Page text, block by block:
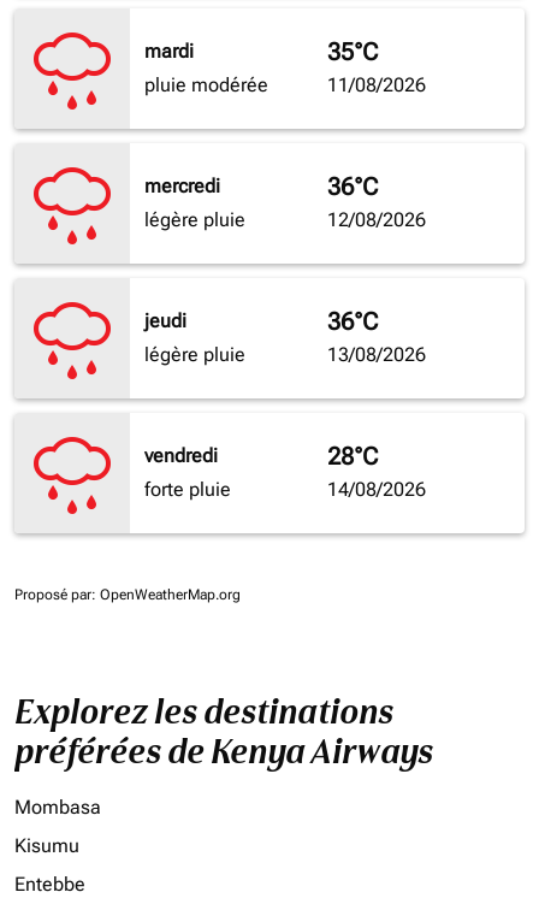
mardi
pluie modérée
35°C
11/08/2026
mercredi
légère pluie
36°C
12/08/2026
jeudi
légère pluie
36°C
13/08/2026
vendredi
forte pluie
28°C
14/08/2026
Proposé par: OpenWeatherMap.org
Explorez les destinations
préférées de Kenya Airways
Mombasa
Kisumu
Entebbe